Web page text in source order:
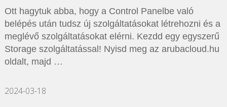
Ott hagytuk abba, hogy a Control Panelbe való
belépés után tudsz új szolgáltatásokat létrehozni és a
meglévő szolgáltatásokat elérni. Kezdd egy egyszerű
Storage szolgáltatással! Nyisd meg az arubacloud.hu
oldalt, majd …
2024-03-18